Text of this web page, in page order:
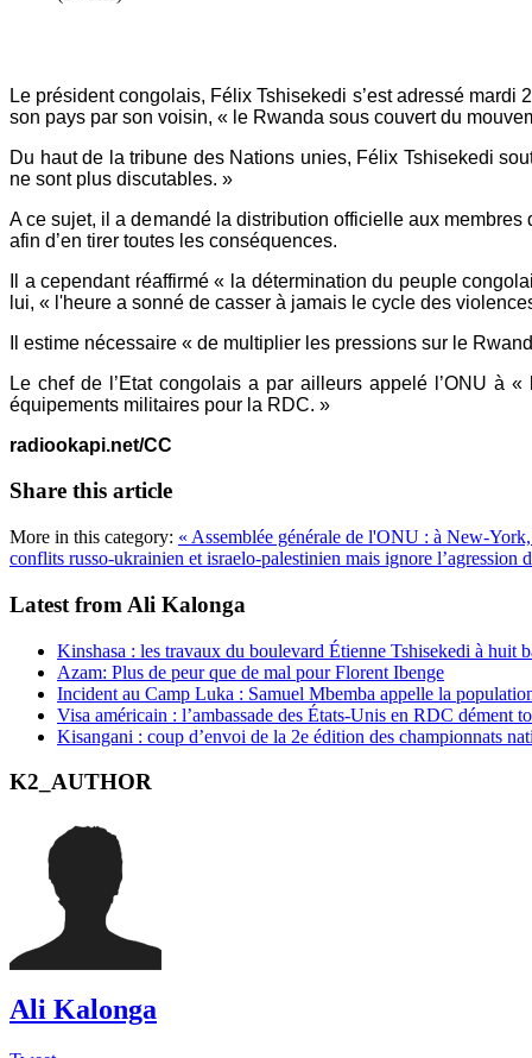
Le président congolais, Félix Tshisekedi s’est adressé
son pays par son voisin, « le Rwanda sous couvert du
Du haut de la tribune des Nations unies, Félix Tshisekedi
ne sont plus discutables. »
A ce sujet, il a demandé la distribution officielle aux
afin d’en tirer toutes les conséquences.
Il a cependant réaffirmé « la détermination du peuple
lui, « l'heure a sonné de casser à jamais le cycle des
Il estime nécessaire « de multiplier les pressions sur le
Le chef de l’Etat congolais a par ailleurs appelé l’ONU à
équipements militaires pour la RDC. »
radiookapi.net/CC
Share this article
More in this category: « Assemblée générale de l'ONU : à New-
conflits russo-ukrainien et israelo-palestinien mais ignore l’agression
Latest from Ali Kalonga
Kinshasa : les travaux du boulevard Étienne Tshisekedi à huit
Azam: Plus de peur que de mal pour Florent Ibenge
Incident au Camp Luka : Samuel Mbemba appelle la
Visa américain : l’ambassade des États-Unis en RDC dément
Kisangani : coup d’envoi de la 2e édition des championnats
K2_AUTHOR
Ali Kalonga